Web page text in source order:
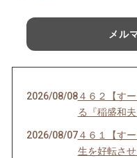
メル
2026/08/08４６２【す
る『稲盛和
2026/08/07４６１【す
生を好転さ